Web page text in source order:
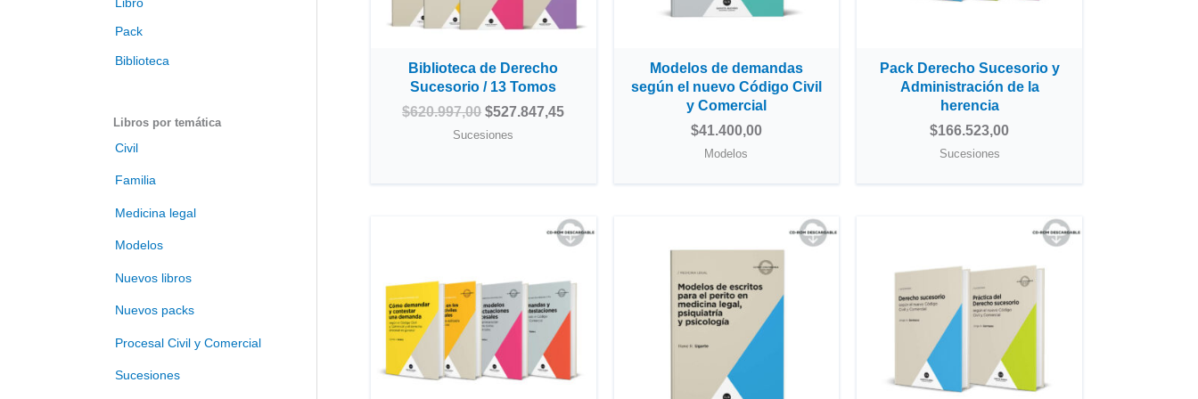
uPack
Biblioteca
Libros por temática
Civil
Familia
Medicina legal
Modelos
Nuevos libros
Nuevos packs
Procesal Civil y Comercial
Sucesiones
Biblioteca de Derecho
Sucesorio / 13 Tomos
$620.997,00 $527.847,45
Sucesiones
Modelos de demandas
según el nuevo Código Civil
y Comercial
$41.400,00
Modelos
Pack Derecho Sucesorio y
Administración de la
herencia
$166.523,00
Sucesiones
$213.130,00.
El
precio
es:
$181.160,50.